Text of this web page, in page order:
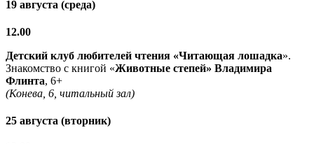
19 августа (среда)
12.00
Детский клуб любителей чтения «Читающая лошадка».
Знакомство с книгой «Животные степей» Владимира
Флинта, 6+
(Конева, 6, читальный зал)
25 августа (вторник)